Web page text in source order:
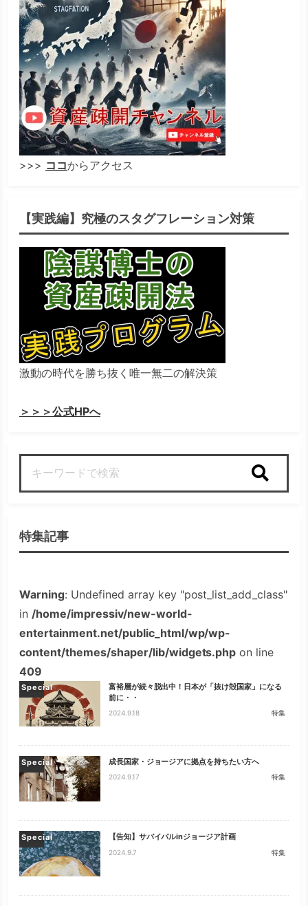
>>> ココからアクセス
【実践編】究極のスタグフレーション対策
激動の時代を勝ち抜く唯一無二の解決策
＞＞＞公式HPへ
特集記事
Warning: Undefined array key "post_list_add_class"
in /home/impressiv/new-world-
entertainment.net/public_html/wp/wp-
content/themes/shaper/lib/widgets.php on line
409
Special
富裕層が続々脱出中！日本が「抜け殻国家」になる
前に・・
2024.9.18 特集
Special 成長国家・ジョージアに拠点を持ちたい方へ
2024.9.17 特集
Special 【告知】サバイバルinジョージア計画
2024.9.7 特集